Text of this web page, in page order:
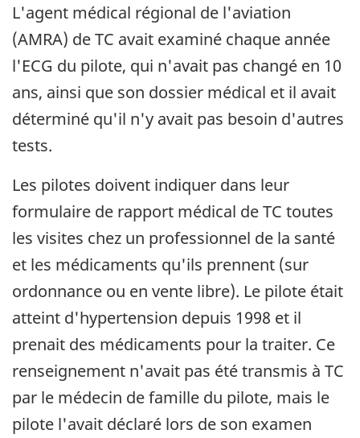
L'agent médical régional de l'aviation
(AMRA) de TC avait examiné chaque année
l'ECG du pilote, qui n'avait pas changé en 10
ans, ainsi que son dossier médical et il avait
déterminé qu'il n'y avait pas besoin d'autres
tests.
Les pilotes doivent indiquer dans leur
formulaire de rapport médical de TC toutes
les visites chez un professionnel de la santé
et les médicaments qu'ils prennent (sur
ordonnance ou en vente libre). Le pilote était
atteint d'hypertension depuis 1998 et il
prenait des médicaments pour la traiter. Ce
renseignement n'avait pas été transmis à TC
par le médecin de famille du pilote, mais le
pilote l'avait déclaré lors de son examen